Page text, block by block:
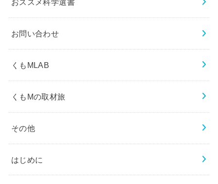
お問い合わせ
くもMLAB
くもMの取材旅
その他
はじめに